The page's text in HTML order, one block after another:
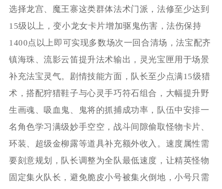
选择龙宫、魔王寨这类群体法术门派，法修至少达到
15级以上，变小龙女卡片增加驱鬼伤害，法伤保持
1400点以上即可实现多数场次一回合清场，法宝配齐
镇海珠、流影云笛提升法术输出，灵光宝匣用于场景
补充法宝灵气。剧情技能方面，队长至少点满15级猎
术，搭配狩猎鞋子与心灵手巧符石组合，大幅提升野
生画魂、吸血鬼、鬼将的抓捕成功率，队伍中安排一
名角色学习满级妙手空空，战斗间隙偷取怪物卡片、
环装、超级金柳露等道具补充额外收入。速度属性需
要刻意规划，队长调整为全队最低速度，让精英怪物
固定集火队长，避免脆皮小号被集火倒地，小号只需